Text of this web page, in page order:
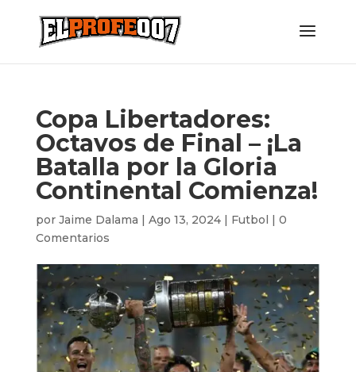
Copa Libertadores:
Octavos de Final – ¡La
Batalla por la Gloria
Continental Comienza!
por Jaime Dalama | Ago 13, 2024| Futbol | 0
Comentarios